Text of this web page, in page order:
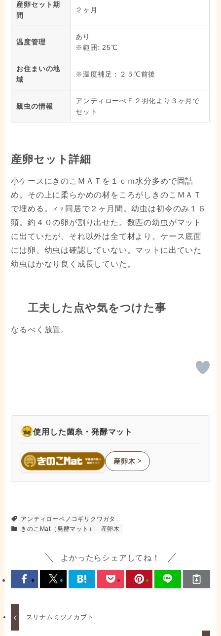
産卵セット期
間
２ヶ月
温度管理
あり
※範囲: 25℃
お住まいの地
域
※温度補足：２５℃前後
親虫の情報
アンティローぺＦ２羽化より３ヶ月で
セット
産卵セット詳細
小ケースにきのこＭＡＴを１ｃｍ水分多めで固詰
め。その上に柔らかめの材をころがしきのこＭＡＴ
で埋める。♂♀同居で２ヶ月間。幼虫は初令のみ１６
頭。約４０の卵が割り出せた。数匹の幼虫がマット
に出ていたが、それ以外は全て材より。ケース底面
には卵、幼虫は確認していない。マットに出ていた
幼虫はかなり良く成長していた。
工夫した点や気をつけた事
なるべく放置。
使用した菌糸・発酵マット
産卵木 ᐳ
アンティローペノコギリクワガタ
きのこMat（発酵マット）
産卵木
よかったらシェアしてね！
スリナムミツノカブト